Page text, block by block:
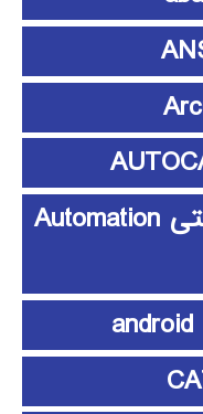
آموزش اتوماسیون صنعتی Automation